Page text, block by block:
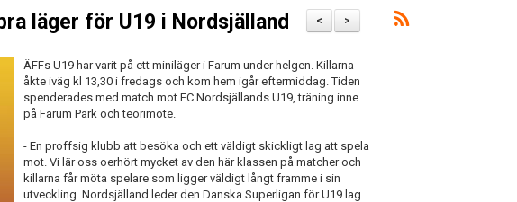
>
<
läger för U19 i Nordsjälland
ÄFFs U19 har varit på ett miniläger i Farum under helgen. Killarna
åkte iväg kl 13,30 i fredags och kom hem igår eftermiddag. Tiden
spenderades med match mot FC Nordsjällands U19, träning inne
på Farum Park och teorimöte.
- En proffsig klubb att besöka och ett väldigt skickligt lag att spela
mot. Vi lär oss oerhört mycket av den här klassen på matcher och
killarna får möta spelare som ligger väldigt långt framme i sin
utveckling. Nordsjälland leder den Danska Superligan för U19 lag